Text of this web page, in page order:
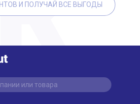
И ПОЛУЧАЙ ВСЕ ВЫГОДЫ